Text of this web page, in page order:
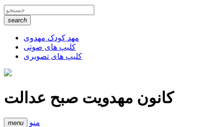
search
مهد کودک مهدوی
کلیپ های صوتی
کلیپ های تصویری
کانون مهدویت صبح عدالت
menu منو